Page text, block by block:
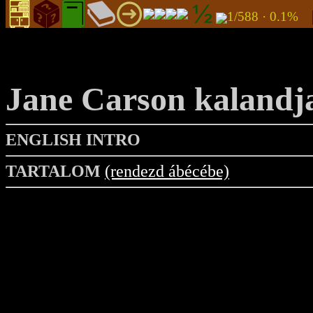
1/588 · 0.1%
Jane Carson
ENGLISH INTRO
TARTALOM (rendezd ábécébe)